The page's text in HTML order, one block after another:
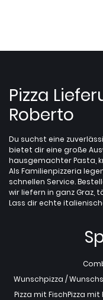
Pizza
Roberto
Du suchst eine
bietet dir eine große
hausgemachter Pasta,
Als Familienpizzeria
schnellen Service.
wir liefern in ganz Graz,
Lass dir echte
Wunschpizza /
Pizza mit FischPizza mit